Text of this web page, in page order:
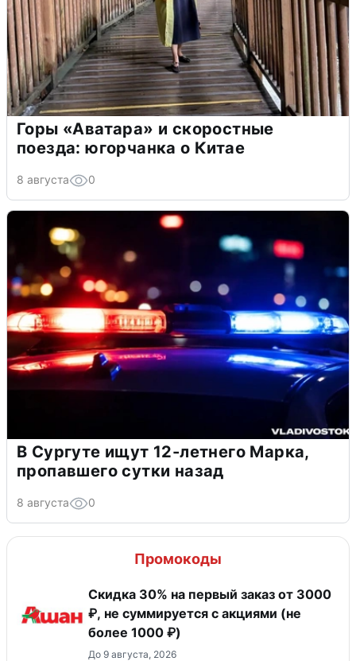
Горы «Аватара» и скоростные
поезда: югорчанка о Китае
8 августа 0
В Сургуте ищут 12-летнего Марка,
пропавшего сутки назад
8 августа 0
Промокоды
Скидка 30% на первый заказ от 3000
₽, не суммируется c акциями (не
более 1000 ₽)
До 9 августа, 2026